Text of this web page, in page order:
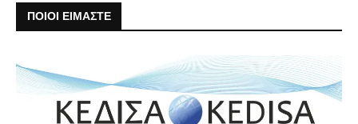
ΠΟΙΟΙ ΕΙΜΑΣΤΕ